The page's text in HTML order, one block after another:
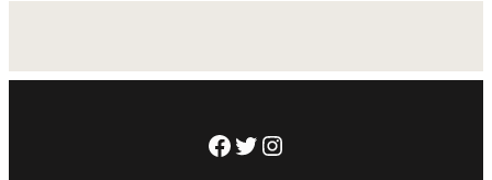
Facebook
Twitter
Instagram